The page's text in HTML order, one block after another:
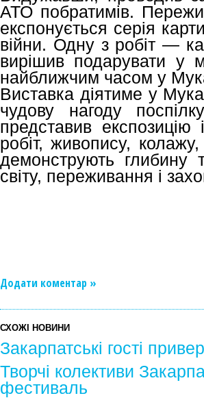
АТО побратимів.
експонується серія
війни. Одну з робіт —
вирішив подарувати у
найближчим часом у
Виставка діятиме у
чудову нагоду
представив експозицію
робіт, живопису, колажу,
демонструють глибину
світу, переживання і
Додати коментар »
СХОЖІ НОВИНИ
Закарпатські гості
Творчі колективи
фестиваль